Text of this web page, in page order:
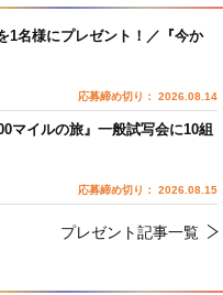
1名様にプレゼント！／『今か
応募締め切り： 2026.08.14
マイルの旅』一般試写会に10組
応募締め切り： 2026.08.15
プレゼント記事一覧